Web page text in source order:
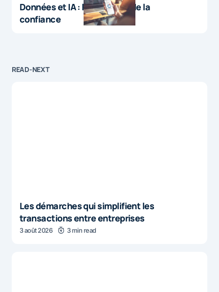
Données et IA : le paradoxe de la
confiance
READ-NEXT
Les démarches qui simplifient les
transactions entre entreprises
3 août 2026 3 min read